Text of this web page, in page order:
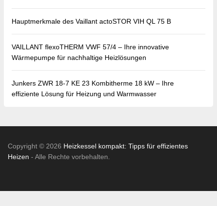
Hauptmerkmale des Vaillant actoSTOR VIH QL 75 B
VAILLANT flexoTHERM VWF 57/4 – Ihre innovative
Wärmepumpe für nachhaltige Heizlösungen
Junkers ZWR 18-7 KE 23 Kombitherme 18 kW – Ihre
effiziente Lösung für Heizung und Warmwasser
Copyright © 2026 Heizkessel kompakt: Tipps für effizientes
Heizen - Alle Rechte vorbehalten.